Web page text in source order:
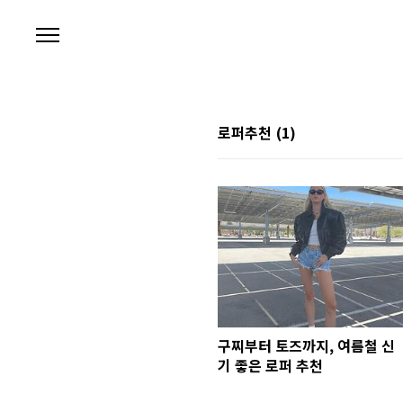
로퍼추천 (1)
구찌부터 토즈까지, 여름철 신
기 좋은 로퍼 추천